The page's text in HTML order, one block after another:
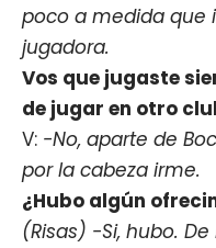
poco a medida que
jugadora.
Vos que jugaste
de jugar en otro
V: -No, aparte de
por la cabeza irme.
¿Hubo algún
(Risas) -Si, hubo.